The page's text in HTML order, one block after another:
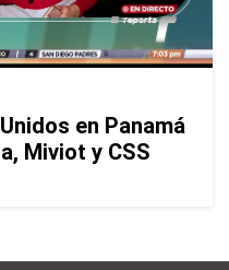
en Panamá
Miviot y CSS